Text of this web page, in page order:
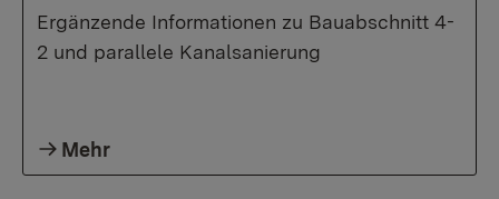
Ergänzende Informationen zu Bauabschnitt 4-
2 und parallele Kanalsanierung
Mehr